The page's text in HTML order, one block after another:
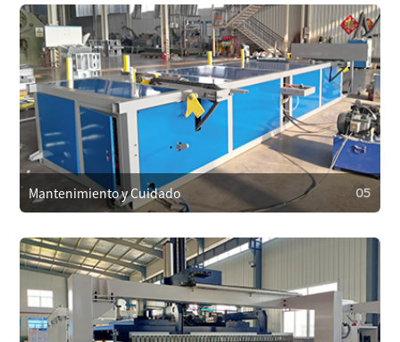
04
Soporte Técnico y Consultoría
Los clientes pueden contactar con el soporte técnico en
cualquier momento por teléfono, correo electrónico o en
línea. Para problemas complejos, ofrecemos asistencia
remota o enviamos técnicos al sitio si es necesario.
Mantenimiento y Cuidado 05
05
Mantenimiento y Cuidado